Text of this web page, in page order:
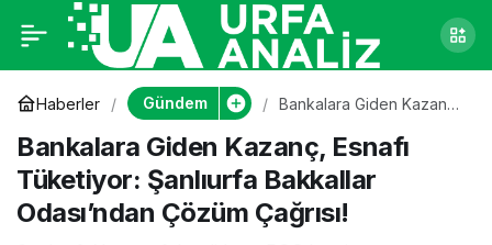
Haberler Gündem
Bankalara Giden Kazanç,
Şanlıurfa Bakkallar
Odası’ndan Çözüm
Çağrısı!
Bankalara Giden Kazanç, Esnafı
Tüketiyor: Şanlıurfa Bakkallar
Odası’ndan Çözüm Çağrısı!
Bankalara Giden
Kazanç, Esnafı
Tüketiyor: Şanlıurfa
Bakkallar Odası’ndan
0